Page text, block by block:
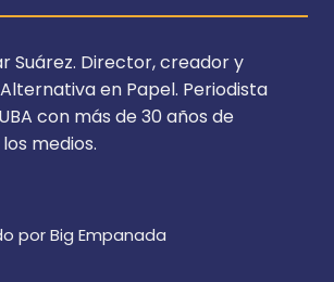
Suárez. Director, creador y
en Papel. Periodista
con más de 30 años de
medios.
por Big Empanada